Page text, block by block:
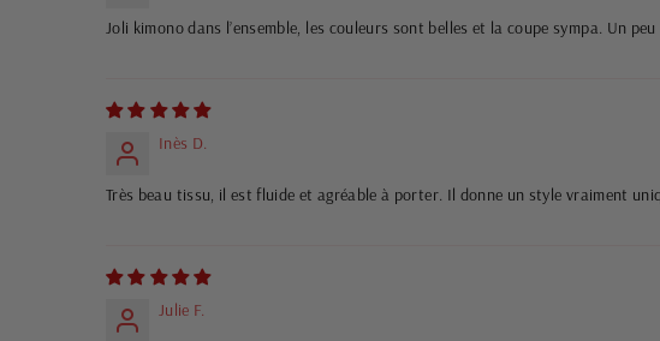
Joli kimono dans l’ensemble, les couleurs sont belles et la coupe sympa. Un
Inès D.
Très beau tissu, il est fluide et agréable à porter. Il donne un style vraiment
Julie F.